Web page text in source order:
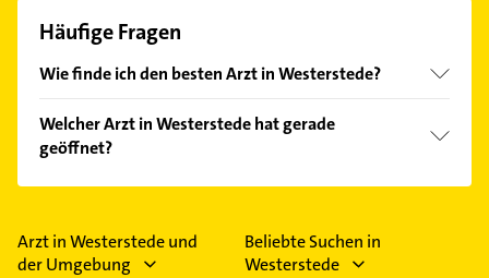
Häufige Fragen
Wie finde ich den besten Arzt in Westerstede?
Kundenmeinungen und profitieren Sie von den
Empfehlungen. Die Suchergebnisse können Sie sich
einfach nachBewertungensortiert anzeigen lassen.
Welcher Arzt in Westerstede hat gerade
geöffnet?
Im Anbieter-Bereich finden Sie alleÖffnungszeiten.
Feiertagen abweichen können.
Arzt in Westerstede und
der Umgebung
Beliebte Suchen in
Westerstede